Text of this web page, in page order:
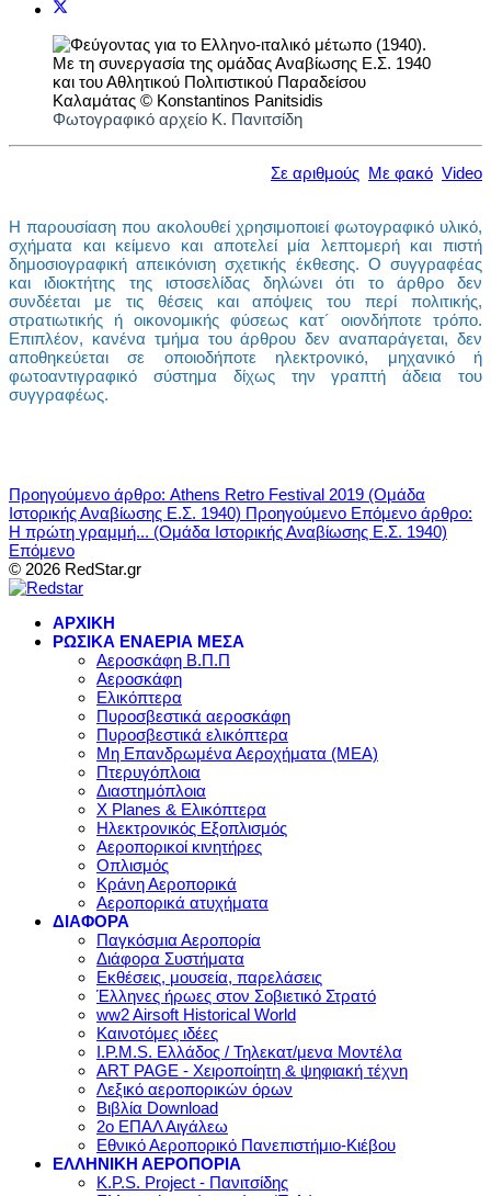
Φωτογραφικό αρχείο Κ. Πανιτσίδη
Σε αριθμούς Με φακό Video
Η παρουσίαση που ακολουθεί χρησιμοποιεί φωτογραφικό υλικό,
σχήματα και κείμενο και αποτελεί μία λεπτομερή και πιστή
δημοσιογραφική απεικόνιση σχετικής έκθεσης. Ο συγγραφέας
και ιδιοκτήτης της ιστοσελίδας δηλώνει ότι το άρθρο δεν
συνδέεται με τις θέσεις και απόψεις του περί πολιτικής,
στρατιωτικής ή οικονομικής φύσεως κατ´ οιονδήποτε τρόπο.
Επιπλέον, κανένα τμήμα του άρθρου δεν αναπαράγεται, δεν
αποθηκεύεται σε οποιοδήποτε ηλεκτρονικό, μηχανικό ή
φωτοαντιγραφικό σύστημα δίχως την γραπτή άδεια του
συγγραφέως.
Προηγούμενο άρθρο: Athens Retro Festival 2019 (Ομάδα
Ιστορικής Αναβίωσης Ε.Σ. 1940) Προηγούμενο Επόμενο άρθρο:
Η πρώτη γραμμή... (Ομάδα Ιστορικής Αναβίωσης Ε.Σ. 1940)
Επόμενο
© 2026 RedStar.gr
ΑΡΧΙΚΗ
ΡΩΣΙΚΑ ΕΝΑΕΡΙΑ ΜΕΣΑ
Αεροσκάφη Β.Π.Π
Αεροσκάφη
Ελικόπτερα
Πυροσβεστικά αεροσκάφη
Πυροσβεστικά ελικόπτερα
Μη Επανδρωμένα Αεροχήματα (ΜΕΑ)
Πτερυγόπλοια
Διαστημόπλοια
X Planes & Ελικόπτερα
Ηλεκτρονικός Εξοπλισμός
Αεροπορικοί κινητήρες
Οπλισμός
Κράνη Αεροπορικά
Αεροπορικά ατυχήματα
ΔΙΑΦΟΡΑ
Παγκόσμια Αεροπορία
Διάφορα Συστήματα
Εκθέσεις, μουσεία, παρελάσεις
Έλληνες ήρωες στον Σοβιετικό Στρατό
ww2 Airsoft Historical World
Καινοτόμες ιδέες
I.P.M.S. Ελλάδος / Τηλεκατ/μενα Μοντέλα
ART PAGE - Χειροποίητη & ψηφιακή τέχνη
Λεξικό αεροπορικών όρων
Βιβλία Download
2ο ΕΠΑΛ Αιγάλεω
Εθνικό Αεροπορικό Πανεπιστήμιο-Κιέβου
ΕΛΛΗΝΙΚΗ ΑΕΡΟΠΟΡΙΑ
K.P.S. Project - Πανιτσίδης